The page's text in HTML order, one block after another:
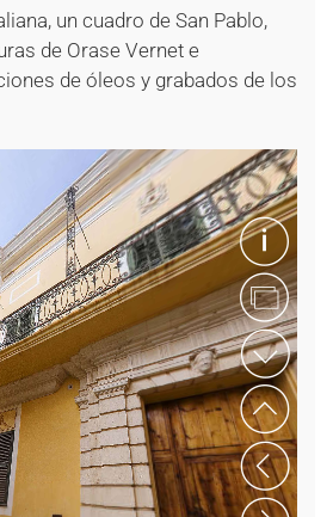
un cuadro de San Pablo,
de Orase Vernet e
de óleos y grabados de los